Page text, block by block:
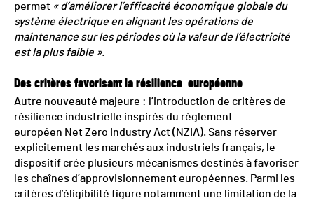
permet « d’améliorer l’efficacité économique globale du
système électrique en alignant les opérations de
maintenance sur les périodes où la valeur de l’électricité
est la plus faible ».
Des critères favorisant la résilience européenne
Autre nouveauté majeure : l’introduction de critères de
résilience industrielle inspirés du règlement
européen Net Zero Industry Act (NZIA). Sans réserver
explicitement les marchés aux industriels français, le
dispositif crée plusieurs mécanismes destinés à favoriser
les chaînes d’approvisionnement européennes. Parmi les
critères d’éligibilité figure notamment une limitation de la